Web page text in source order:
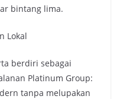
bintang lima.
Lokal
berdiri sebagai
Platinum Group:
tanpa melupakan